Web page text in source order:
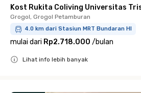
Kost Rukita Coliving Universitas
Grogol, Grogol Petamburan
4.0 km dari Stasiun MRT Bundaran HI
mulai dari Rp2.718.000 /bulan
Lihat info lebih banyak